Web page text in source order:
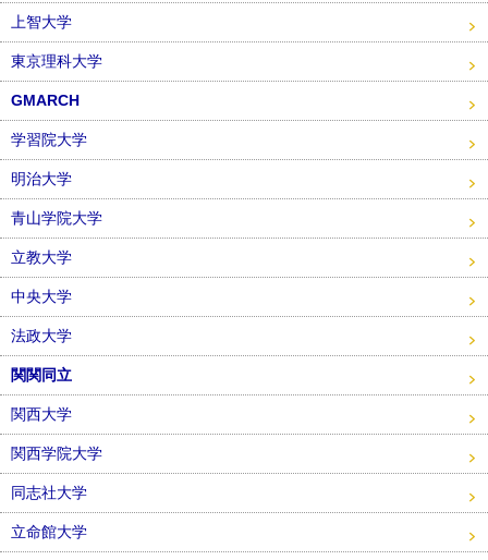
上智大学
東京理科大学
GMARCH
学習院大学
明治大学
青山学院大学
立教大学
中央大学
法政大学
関関同立
関西大学
関西学院大学
同志社大学
立命館大学